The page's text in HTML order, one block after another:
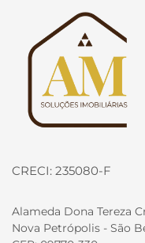
Página inicial
CRECI: 235080-F
Alameda Dona Tereza
Nova Petrópolis - São